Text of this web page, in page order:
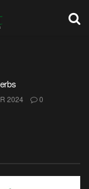
2024 0